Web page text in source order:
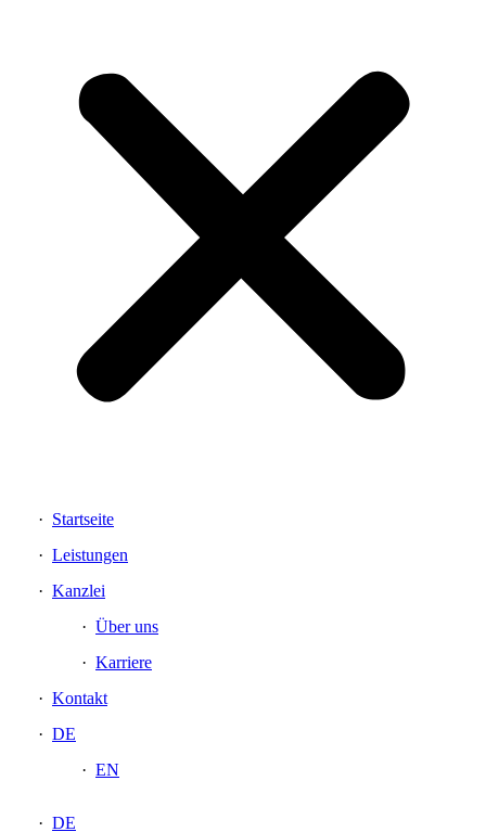
Startseite
Leistungen
Kanzlei
Über uns
Karriere
Kontakt
DE
EN
DE